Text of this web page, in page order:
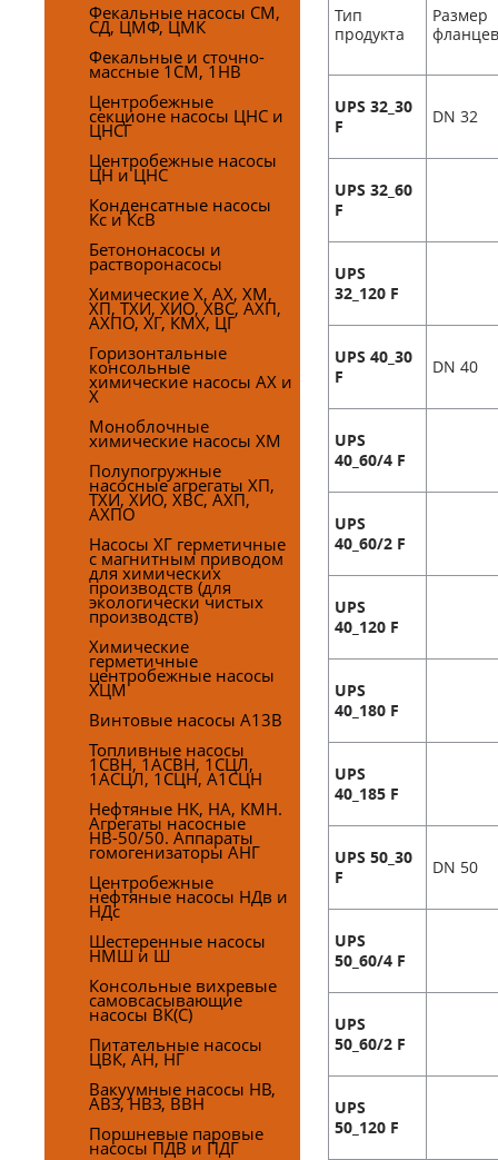
Тип
продукта
Размер
фланцев
UPS 32_30
F
DN 32
UPS 32_60
F
UPS
32_120 F
UPS 40_30
F
DN 40
UPS
40_60/4 F
UPS
40_60/2 F
UPS
40_120 F
UPS
40_180 F
UPS
40_185 F
UPS 50_30
F
DN 50
UPS
50_60/4 F
UPS
50_60/2 F
UPS
50_120 F
Фекальные насосы СМ,
СД, ЦМФ, ЦМК
Фекальные и сточно-
массные 1СМ, 1НВ
Центробежные
секционе насосы ЦНС и
ЦНСГ
Центробежные насосы
ЦН и ЦНС
Конденсатные насосы
Кс и КсВ
Бетононасосы и
растворонасосы
Химические Х, АХ, ХМ,
ХП, ТХИ, ХИО, ХВС, АХП,
АХПО, ХГ, КМХ, ЦГ
Горизонтальные
консольные
химические насосы АХ и
Х
Моноблочные
химические насосы ХМ
Полупогружные
насосные агрегаты ХП,
ТХИ, ХИО, ХВС, АХП,
АХПО
Насосы ХГ герметичные
с магнитным приводом
для химических
производств (для
экологически чистых
производств)
Химические
герметичные
центробежные насосы
ХЦМ
Винтовые насосы А13В
Топливные насосы
1СВН, 1АСВН, 1СЦЛ,
1АСЦЛ, 1СЦН, А1СЦН
Нефтяные НК, НА, КМН.
Агрегаты насосные
НВ-50/50. Аппараты
гомогенизаторы АНГ
Центробежные
нефтяные насосы НДв и
НДс
Шестеренные насосы
НМШ и Ш
Консольные вихревые
самовсасывающие
насосы ВК(С)
Питательные насосы
ЦВК, АН, НГ
Вакуумные насосы НВ,
АВЗ, НВЗ, ВВН
Поршневые паровые
насосы ПДВ и ПДГ